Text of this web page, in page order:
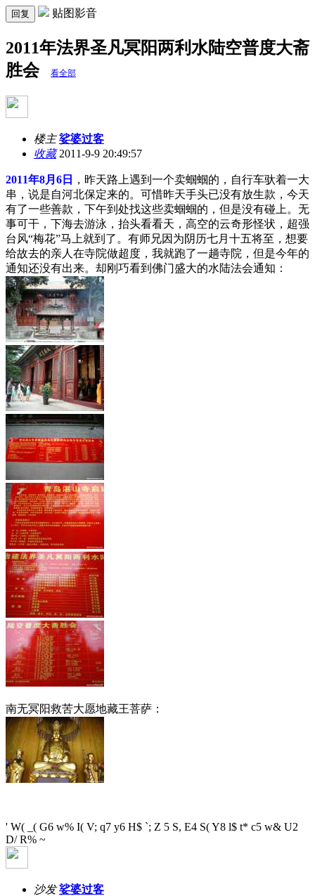
回复 贴图影音
2011年法界圣凡冥阳两利水陆空普度大斋
胜会
看全部
楼主 娑婆过客
收藏2011-9-9 20:49:57
2011年8月6日
，昨天路上遇到一个卖蝈蝈的，自行车驮着一大
串，说是自河北保定来的。可惜昨天手头已没有放生款，今天
有了一些善款，下午到处找这些卖蝈蝈的，但是没有碰上。无
事可干，下海去游泳，抬头看看天，高空的云奇形怪状，超强
台风“梅花”马上就到了。有师兄因为阴历七月十五将至，想要
给故去的亲人在寺院做超度，我就跑了一趟寺院，但是今年的
通知还没有出来。却刚巧看到佛门盛大的水陆法会通知：
南无冥阳救苦大愿地藏王菩萨：
' W( _( G6 w% I( V; q7 y6 H$ `; Z 5 S, E4 S( Y8 l$ t* c5 w& U2
D/ R% ~
沙发 娑婆过客